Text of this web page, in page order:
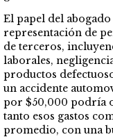
El papel del
representación de
de terceros,
laborales,
productos
un accidente
por $50,000 podría
tanto esos gastos
promedio, con una